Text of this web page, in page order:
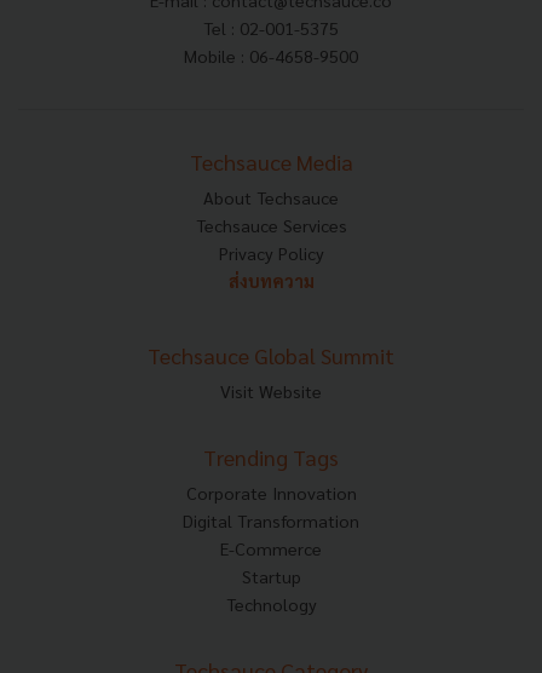
Tel : 02-001-5375
Mobile : 06-4658-9500
Techsauce Media
About Techsauce
Techsauce Services
Privacy Policy
ส่งบทความ
Techsauce Global Summit
Visit Website
Trending Tags
Corporate Innovation
Digital Transformation
E-Commerce
Startup
Technology